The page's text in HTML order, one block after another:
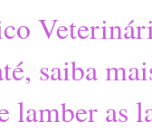
saiba
lamber as